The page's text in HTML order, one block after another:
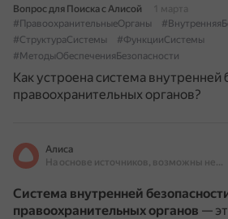
Вопрос для Поиска с Алисой
1 марта
#ПравоохранительныеОрганы
#СтруктураСистемы
#ФункцииСистемы
#МетодыОбеспеченияБезопасности
Как устроена система внутренней
правоохранительных органов?
Алиса
На основе источников, возможны неточности
Система внутренней
правоохранительных органов —